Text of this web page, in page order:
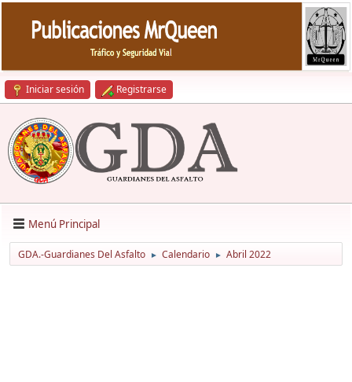
Iniciar sesión Registrarse
Menú Principal
GDA.-Guardianes Del Asfalto ► Calendario ► Abril 2022